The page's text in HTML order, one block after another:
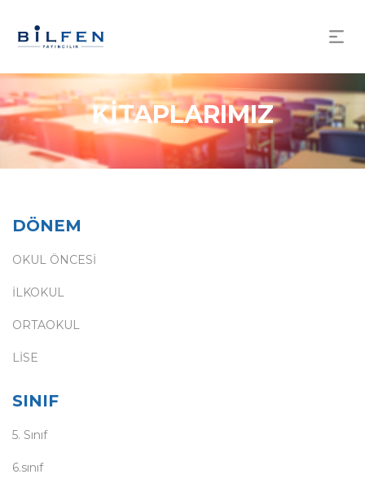
KİTAPLARIMIZ
DÖNEM
OKUL ÖNCESİ
İLKOKUL
ORTAOKUL
LİSE
SINIF
5. Sınıf
6.sınıf